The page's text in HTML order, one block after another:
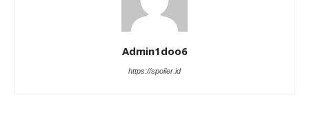
Admin1doo6
https://spoiler.id